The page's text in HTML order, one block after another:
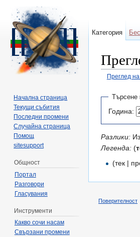
Преглед
Търсене
Година:
Разлики:
Легенда: (
(тек |
Категория
Начална страница
Текущи събития
Последни промени
Случайна страница
Помощ
sitesupport
Общност
Портал
Разговори
Гласувания
Инструменти
Какво сочи насам
Свързани промени
Поверителност